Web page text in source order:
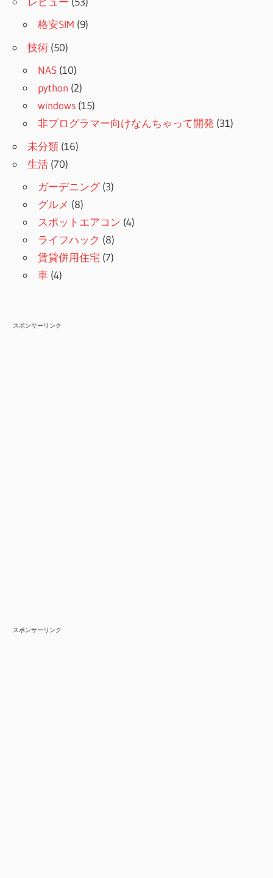
格安SIM (9)
技術 (50)
NAS (10)
python (2)
windows (15)
非プログラマー向けなんちゃって開発 (31)
未分類 (16)
生活 (70)
ガーデニング(3)
グルメ (8)
スポットエアコン (4)
ライフハック (8)
賃貸併用住宅 (7)
車 (4)
スポンサーリンク
スポンサーリンク